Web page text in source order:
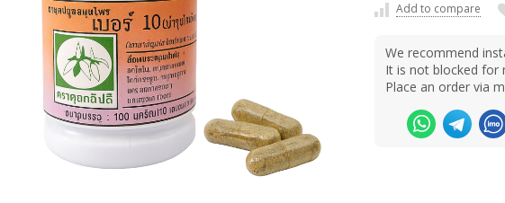
Add to compare
We recommend
It is not blocked
Place an order via